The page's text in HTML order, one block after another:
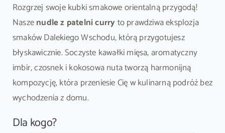
Rozgrzej swoje kubki smakowe orientalną przygodą!
Naszenudle z patelni curry to prawdziwa eksplozja
smaków Dalekiego Wschodu, którą przygotujesz
błyskawicznie. Soczyste kawałki mięsa, aromatyczny
imbir, czosnek i kokosowa nuta tworzą harmonijną
kompozycję, która przeniesie Cię w kulinarną podróż bez
wychodzenia z domu.
Dla kogo?